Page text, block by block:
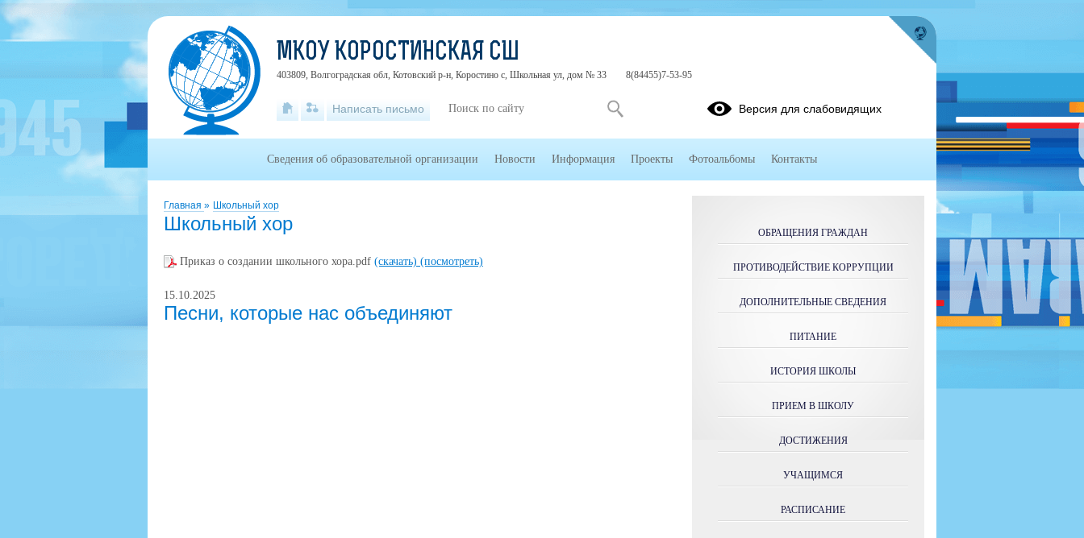
Главная » Школьный хор
Школьный хор
Приказ о создании школьного хора.pdf (скачать) (посмотреть)
15.10.2025
Песни, которые нас объединяют
ОБРАЩЕНИЯ ГРАЖДАН
ПРОТИВОДЕЙСТВИЕ КОРРУПЦИИ
ДОПОЛНИТЕЛЬНЫЕ СВЕДЕНИЯ
ПИТАНИЕ
ИСТОРИЯ ШКОЛЫ
ПРИЕМ В ШКОЛУ
ДОСТИЖЕНИЯ
УЧАЩИМСЯ
РАСПИСАНИЕ
МКОУ КОРОСТИНСКАЯ СШ
403809, Волгоградская обл, Котовский р-н, Коростино с, Школьная ул, дом № 33 8(84455)7-53-95
Написать письмо Версия для слабовидящих
Сведения об образовательной организации Новости Информация Проекты Фотоальбомы Контакты